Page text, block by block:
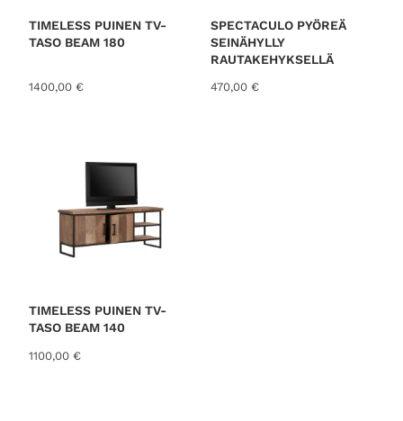
TIMELESS PUINEN TV-
TASO BEAM 180
1400,00 €
SPECTACULO PYÖREÄ
SEINÄHYLLY
RAUTAKEHYKSELLÄ
470,00 €
TIMELESS PUINEN TV-
TASO BEAM 140
1100,00 €